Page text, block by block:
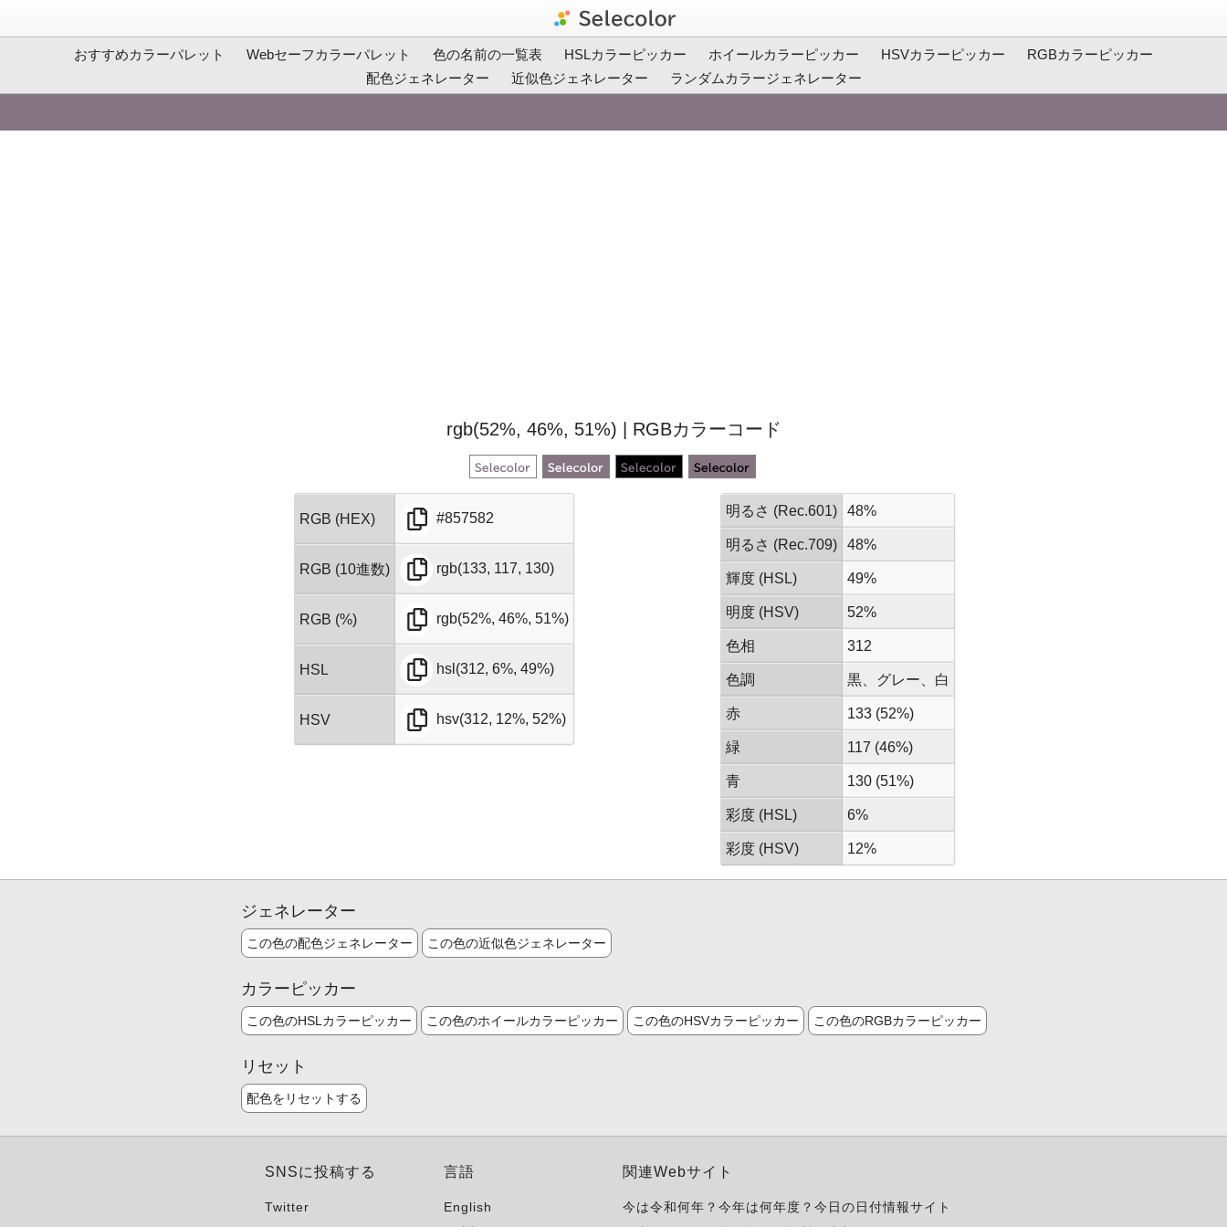
おすすめカラーパレット Webセーフカラーパレット 色の名前の一覧表 HSLカラーピッカー ホイールカラーピッカー HSVカラーピッカー
RGBカラーピッカー
配色ジェネレーター
近似色ジェネレーター ランダムカラージェネレーター
rgb(52%, 46%, 51%) | RGBカラーコード
RGB (HEX) #857582
RGB (10進数) rgb(133, 117, 130)
RGB (%) rgb(52%, 46%, 51%)
HSL hsl(312, 6%, 49%)
HSV hsv(312, 12%, 52%)
明るさ (Rec.601) 48%
明るさ (Rec.709) 48%
輝度 (HSL) 49%
明度 (HSV) 52%
色相 312
色調 黒、グレー、白
赤 133 (52%)
緑 117 (46%)
青 130 (51%)
彩度 (HSL) 6%
彩度 (HSV) 12%
ジェネレーター
この色の配色ジェネレーター この色の近似色ジェネレーター
カラーピッカー
この色のHSLカラーピッカー この色のホイールカラーピッカー この色のHSVカラーピッカー この色のRGBカラーピッカー
リセット
配色をリセットする
SNSに投稿する
Twitter
言語
English
関連Webサイト
今は令和何年？今年は何年度？今日の日付情報サイト